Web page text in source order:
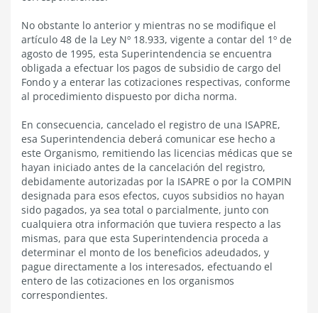
No obstante lo anterior y mientras no se modifique el
artículo 48 de la Ley Nº 18.933, vigente a contar del 1º de
agosto de 1995, esta Superintendencia se encuentra
obligada a efectuar los pagos de subsidio de cargo del
Fondo y a enterar las cotizaciones respectivas, conforme
al procedimiento dispuesto por dicha norma.
En consecuencia, cancelado el registro de una ISAPRE,
esa Superintendencia deberá comunicar ese hecho a
este Organismo, remitiendo las licencias médicas que se
hayan iniciado antes de la cancelación del registro,
debidamente autorizadas por la ISAPRE o por la COMPIN
designada para esos efectos, cuyos subsidios no hayan
sido pagados, ya sea total o parcialmente, junto con
cualquiera otra información que tuviera respecto a las
mismas, para que esta Superintendencia proceda a
determinar el monto de los beneficios adeudados, y
pague directamente a los interesados, efectuando el
entero de las cotizaciones en los organismos
correspondientes.